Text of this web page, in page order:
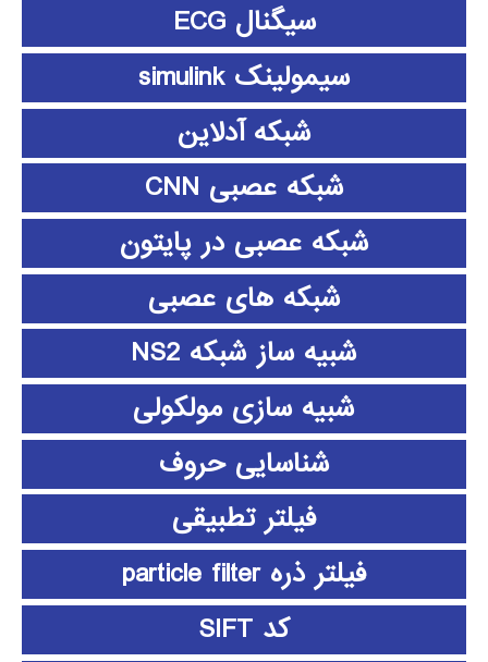
سیگنال ECG
سیمولینک simulink
شبکه آدلاین
شبکه عصبی CNN
شبکه عصبی در پایتون
شبکه های عصبی
شبیه ساز شبکه NS2
شبیه سازی مولکولی
شناسایی حروف
فیلتر تطبیقی
فیلتر ذره particle filter
کد SIFT